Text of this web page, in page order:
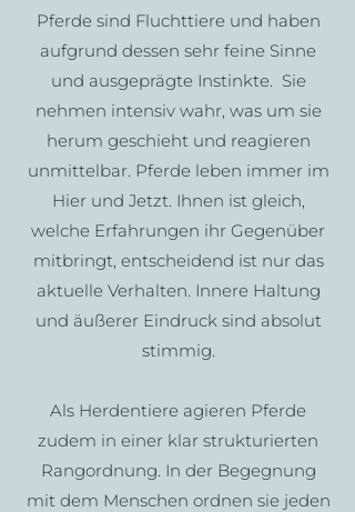
Pferde sind Fluchttiere und haben
aufgrund dessen sehr feine Sinne
und ausgeprägte Instinkte. Sie
nehmen intensiv wahr, was um sie
herum geschieht und reagieren
unmittelbar. Pferde leben immer im
Hier und Jetzt. Ihnen ist gleich,
welche Erfahrungen ihr Gegenüber
mitbringt, entscheidend ist nur das
aktuelle Verhalten. Innere Haltung
und äußerer Eindruck sind absolut
stimmig.
Als Herdentiere agieren Pferde
zudem in einer klar strukturierten
Rangordnung. In der Begegnung
mit dem Menschen ordnen sie jeden